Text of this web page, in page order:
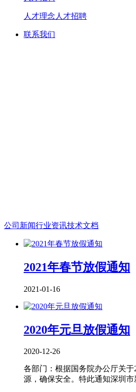
人才理念 人才招聘
联系我们
公司新闻行业资讯技术文档
2021年春节放假通知
2021-01-16
2020年元旦放假通知
2020-12-26
各部门：根据国务院办公厅关
源，确保安全。特此通知深圳市